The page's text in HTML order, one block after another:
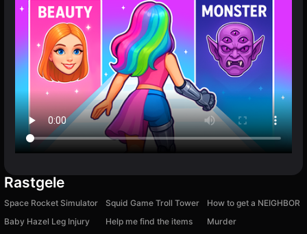
Rastgele
Space Rocket Simulator Squid Game Troll Tower
How to get a NEIGHBOR
Baby Hazel Leg Injury
Help me find the items
Murder